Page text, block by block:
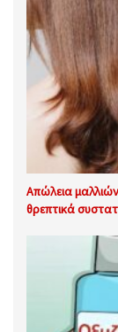
Απώλεια
θρεπτικά